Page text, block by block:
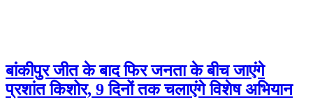
बांकीपुर जीत के बाद फिर जनता के बीच जाएंगे
प्रशांत किशोर, 9 दिनों तक चलाएंगे विशेष अभियान